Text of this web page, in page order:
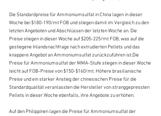
Die Standardpreise für Ammoniumsulfat in China lagen in dieser
Woche bei $180-190/mt FOB und stiegen damit im Vergleich zu den
letzten Angeboten und Abschlüssen der letzten Woche an. Die
Preise stiegen in dieser Woche auf $205-225/mt FOB, was auf die
gestiegene Inlandsnachfrage nach extrudierten Pellets und das
knappere Angebot an Ammoniumsulfat zurückzuführen ist.Die
Preise für Ammoniumsulfat der MMA-Stufe stiegen in dieser Woche
leicht auf FOB-Preise von $150-$160/mt. Höhere brasilianische
Preise und ein starker Anstieg der chinesischen Preise für die
Standardqualität veranlassten die Hersteller von stranggepressten
Pellets in dieser Woche ebenfalls, ihre Angebote zu erhöhen.
Auf den Philippinen lagen die Preise für Ammoniumsulfat der